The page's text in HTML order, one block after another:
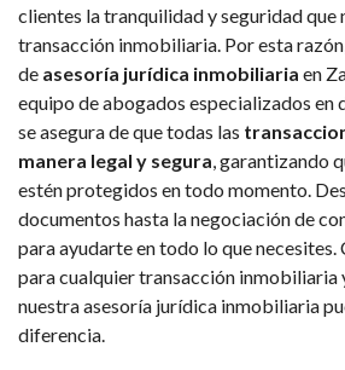
clientes la tranquilidad y seguridad que
transacción inmobiliaria. Por esta
de asesoría jurídica inmobiliaria en
equipo de abogados especializados
se asegura de que todas las
manera legal y segura, garantizando
estén protegidos en todo momento.
documentos hasta la negociación de
para ayudarte en todo lo que necesites.
para cualquier transacción inmobiliaria
nuestra asesoría jurídica inmobiliaria
diferencia.